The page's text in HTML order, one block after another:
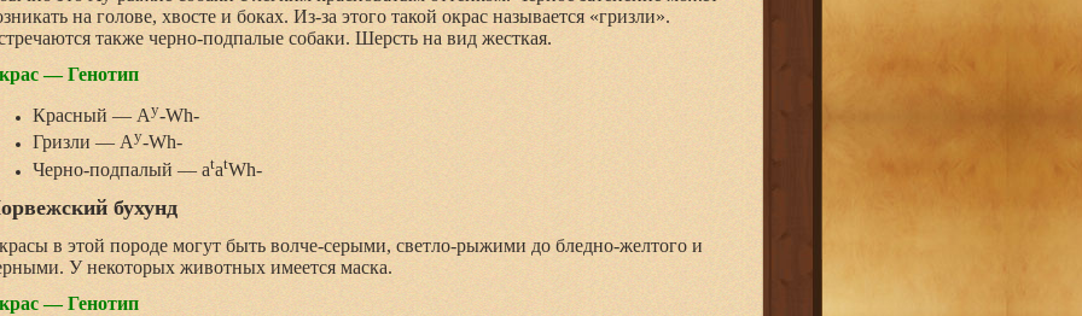
на голове, хвосте и боках. Из-за этого такой окрас называется «гризли».
также черно-подпалые собаки. Шерсть на вид жесткая.
— Генотип
Красный — Ay-Wh-
Гризли — Ay-Wh-
Черно-подпалый — atatWh-
бухунд
в этой породе могут быть волче-серыми, светло-рыжими до бледно-желтого и
У некоторых животных имеется маска.
— Генотип